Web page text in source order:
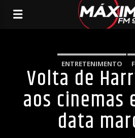
ENTRETENIMENTO
Volta de
aos cinemas
data